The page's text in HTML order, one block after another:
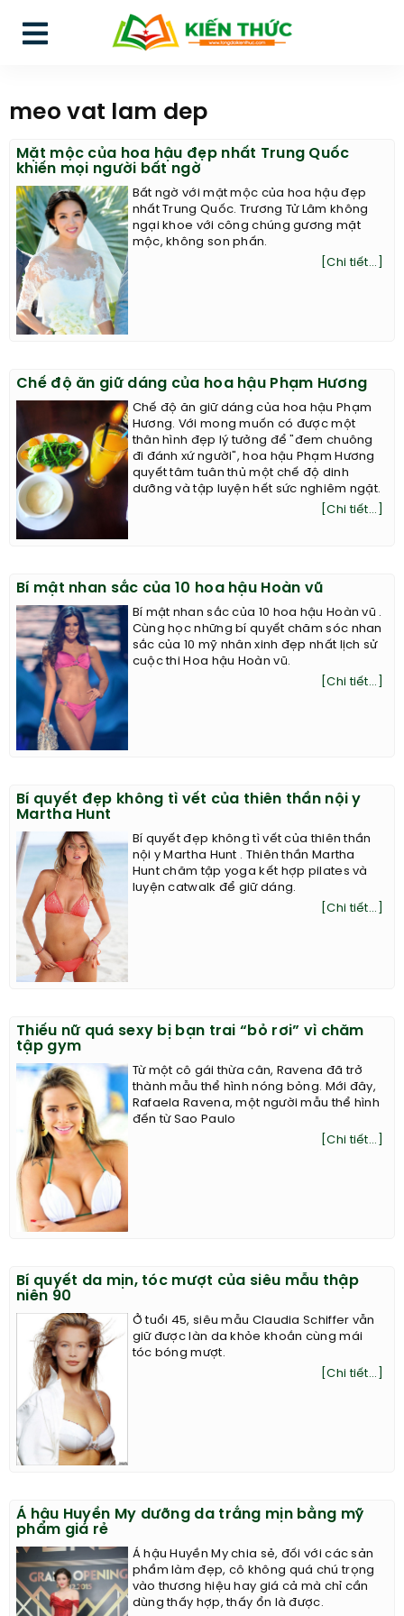
meo vat lam dep
Mặt mộc của hoa hậu đẹp nhất Trung Quốc
khiến mọi người bất ngờ
Bất ngờ với mặt mộc của hoa hậu đẹp
nhất Trung Quốc. Trương Tử Lâm không
ngại khoe với công chúng gương mặt
mộc, không son phấn.
[Chi tiết...]
Chế độ ăn giữ dáng của hoa hậu Phạm Hương
Chế độ ăn giữ dáng của hoa hậu Phạm
Hương. Với mong muốn có được một
thân hình đẹp lý tưởng để "đem chuông
đi đánh xứ người", hoa hậu Phạm Hương
quyết tâm tuân thủ một chế độ dinh
dưỡng và tập luyện hết sức nghiêm ngặt.
[Chi tiết...]
Bí mật nhan sắc của 10 hoa hậu Hoàn vũ
Bí mật nhan sắc của 10 hoa hậu Hoàn vũ .
Cùng học những bí quyết chăm sóc nhan
sắc của 10 mỹ nhân xinh đẹp nhất lịch sử
cuộc thi Hoa hậu Hoàn vũ.
[Chi tiết...]
Bí quyết đẹp không tì vết của thiên thần nội y
Martha Hunt
Bí quyết đẹp không tì vết của thiên thần
nội y Martha Hunt . Thiên thần Martha
Hunt chăm tập yoga kết hợp pilates và
luyện catwalk để giữ dáng.
[Chi tiết...]
Thiếu nữ quá sexy bị bạn trai “bỏ rơi” vì chăm
tập gym
Từ một cô gái thừa cân, Ravena đã trở
thành mẫu thể hình nóng bỏng. Mới đây,
Rafaela Ravena, một người mẫu thể hình
đến từ Sao Paulo
[Chi tiết...]
Bí quyết da mịn, tóc mượt của siêu mẫu thập
niên 90
Ở tuổi 45, siêu mẫu Claudia Schiffer vẫn
giữ được làn da khỏe khoắn cùng mái
tóc bóng mượt.
[Chi tiết...]
Á hậu Huyền My dưỡng da trắng mịn bằng mỹ
phẩm giá rẻ
Á hậu Huyền My chia sẻ, đối với các sản
phẩm làm đẹp, cô không quá chú trọng
vào thương hiệu hay giá cả mà chỉ cần
dùng thấy hợp, thấy ổn là được.